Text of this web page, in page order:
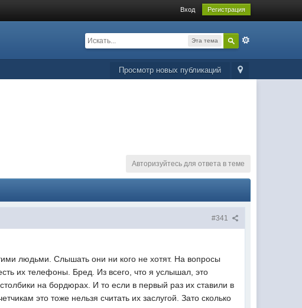
Вход Регистрация
Эта тема
Просмотр новых публикаций
Авторизуйтесь для ответа в теме
#341
людьми. Слышать они ни кого не хотят. На вопросы
их телефоны. Бред. Из всего, что я услышал, это
на бордюрах. И то если в первый раз их ставили в
это тоже нельзя считать их заслугой. Зато сколько